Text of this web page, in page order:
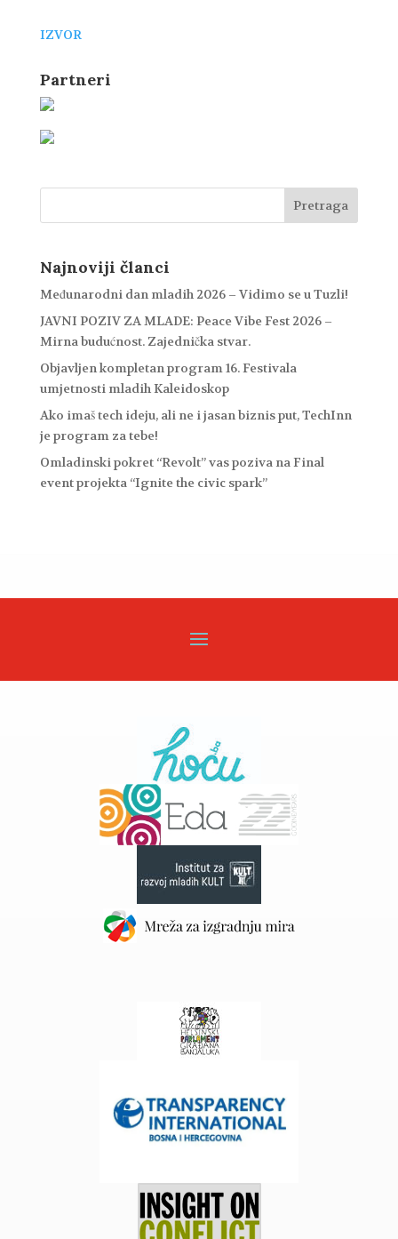
IZVOR
Partneri
Najnoviji članci
Međunarodni dan mladih 2026 – Vidimo se u Tuzli!
JAVNI POZIV ZA MLADE: Peace Vibe Fest 2026 –
Mirna budućnost. Zajednička stvar.
Objavljen kompletan program 16. Festivala
umjetnosti mladih Kaleidoskop
Ako imaš tech ideju, ali ne i jasan biznis put, TechInn
je program za tebe!
Omladinski pokret “Revolt” vas poziva na Final
event projekta “Ignite the civic spark”